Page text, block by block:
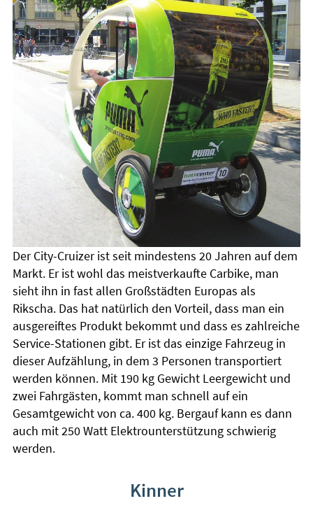
Der City-Cruizer ist seit mindestens 20 Jahren auf dem
Markt. Er ist wohl das meistverkaufte Carbike, man
sieht ihn in fast allen Großstädten Europas als
Rikscha. Das hat natürlich den Vorteil, dass man ein
ausgereiftes Produkt bekommt und dass es zahlreiche
Service-Stationen gibt. Er ist das einzige Fahrzeug in
dieser Aufzählung, in dem 3 Personen transportiert
werden können. Mit 190 kg Gewicht Leergewicht und
zwei Fahrgästen, kommt man schnell auf ein
Gesamtgewicht von ca. 400 kg. Bergauf kann es dann
auch mit 250 Watt Elektrounterstützung schwierig
werden.
Kinner